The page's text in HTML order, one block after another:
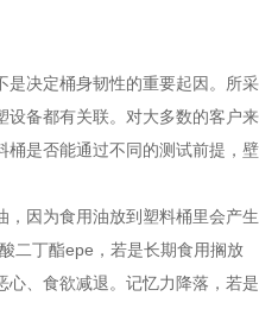
是决定桶身韧性的重要起因。所采
设备都有关联。对大多数的客户来
桶是否能通过不同的测试前提，壁
因为食用油放到塑料桶里会产生
二丁酯epe，若是长期食用搁放
心、食欲减退。记忆力降落，若是